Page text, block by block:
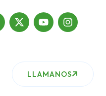
LLAMANOS